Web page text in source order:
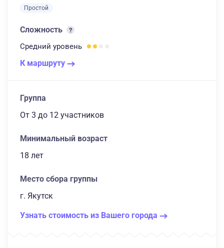
Простой
Сложность
Средний уровень
К маршруту
Группа
От 3 до 12 участников
Минимальный возраст
18 лет
Место сбора группы
г. Якутск
Узнать стоимость из Вашего города